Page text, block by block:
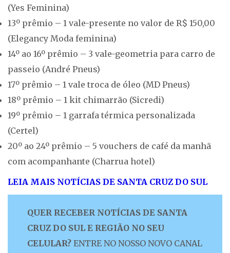
(Yes Feminina)
13º prêmio – 1 vale-presente no valor de R$ 150,00
(Elegancy Moda feminina)
14º ao 16º prêmio – 3 vale-geometria para carro de
passeio (André Pneus)
17º prêmio – 1 vale troca de óleo (MD Pneus)
18º prêmio – 1 kit chimarrão (Sicredi)
19º prêmio – 1 garrafa térmica personalizada
(Certel)
20º ao 24º prêmio – 5 vouchers de café da manhã
com acompanhante (Charrua hotel)
LEIA MAIS NOTÍCIAS DE SANTA CRUZ DO SUL
QUER RECEBER NOTÍCIAS DE SANTA
CRUZ DO SUL E REGIÃO NO SEU
CELULAR? ENTRE NO NOSSO NOVO CANAL